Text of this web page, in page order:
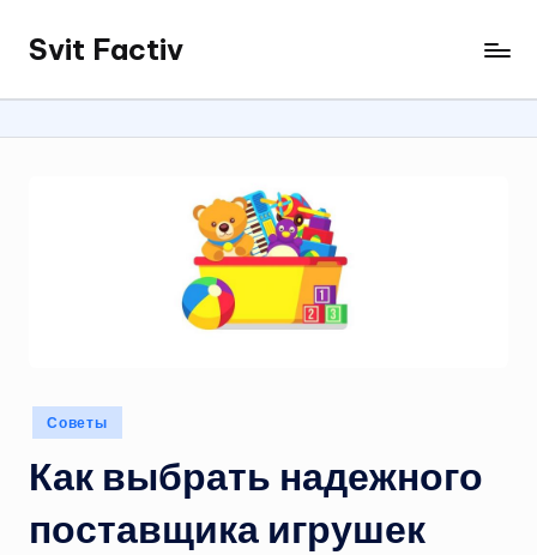
Перейти
содержимому
Svit Factiv
Опубликовано
в
Советы
Как выбрать надежного
поставщика игрушек